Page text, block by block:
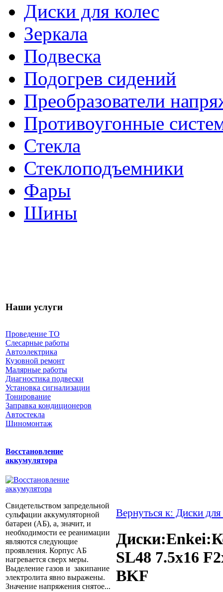
Диски для колес
Зеркала
Подвеска
Подогрев сидений
Преобразователи
Противоугонные
Стекла
Стеклоподъемники
Фары
Шины
Наши услуги
Проведение ТО
Слесарные работы
Автоэлектрика
Кузовной ремонт
Малярные работы
Диагностика подвески
Установка сигнализации
Тонирование
Заправка кондиционеров
Автостекла
Шиномонтаж
Восстановление
аккумулятора
Свидетельством запредельной
сульфации аккумуляторной
батареи (АБ), а, значит, и
необходимости ее реанимации
являются следующие
проявления. Корпус АБ
нагревается сверх меры.
Выделение газов и закипание
электролита явно выражены.
Значение напряжения снятое...
Вернуться к: Диски для
SL48 7.5x16
BKF